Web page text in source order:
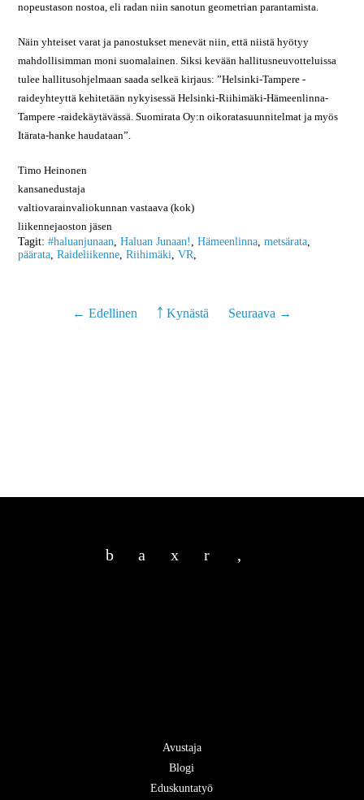
nopeustason nostoa, eli radan niin sanotun geometrian parantamista.
Näin yhteiset varat ja panostukset menevät niin, että niistä hyötyy
mahdollisimman moni suomalainen. Siksi kevään hallitusneuvotteluissa
tulee hallitusohjelmaan saada selkeä kirjaus: ”Helsinki-Tampere -
raideyhteyttä kehitetään nykyisessä Helsinki-Riihimäki-Hämeenlinna-
Tampere -raidekäytävässä. Suomirata Oy:n oikoratasuunnitelmat ja myös
Itärata-hanke haudataan”.
Timo Heinonen
kansanedustaja
valtiovarainvaliokunnan vastaava (kok)
liikennejaoston jäsen
Tagit:#haluanjunaan,Haluan Junaan! ,Hämeenlinna,metsärata,
päärata,Raideliikenne,Riihimäki,VR,
← Edellinen ￪ Kynästä Seuraava →
b a x r ,
Avustaja
Blogi
Eduskuntatyö